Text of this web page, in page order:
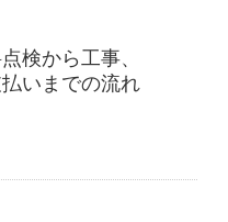
検から工事、
いまでの流れ